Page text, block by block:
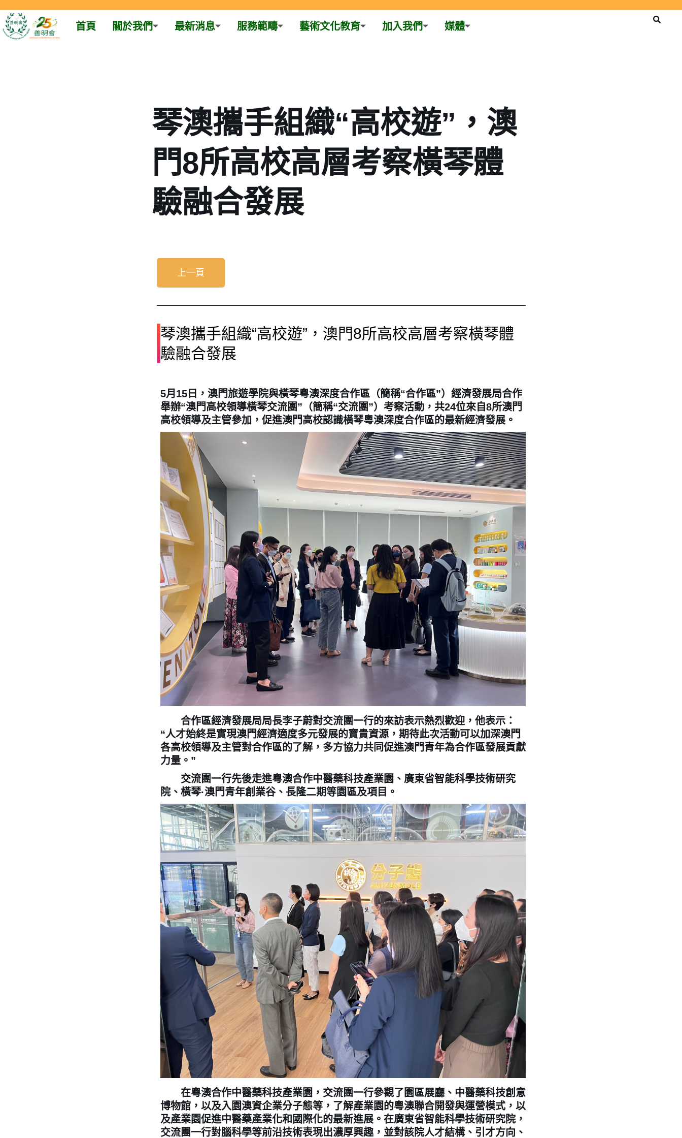
Skip
首頁 關於我們 最新消息 服務範疇 藝術文化教育 加入我們 媒體
琴澳攜手組織“高校遊”，澳
門8所高校高層考察橫琴體
驗融合發展
上一頁
琴澳攜手組織“高校遊”，澳門8所高校高層考察橫琴體
驗融合發展
5月15日，澳門旅遊學院與橫琴粵澳深度合作區（簡稱“合作區”）經濟發展局合作
舉辦“澳門高校領導橫琴交流團”（簡稱“交流團”）考察活動，共24位來自8所澳門
高校領導及主管參加，促進澳門高校認識橫琴粵澳深度合作區的最新經濟發展。
合作區經濟發展局局長李子蔚對交流團一行的來訪表示熱烈歡迎，他表示：
“人才始終是實現澳門經濟適度多元發展的寶貴資源，期待此次活動可以加深澳門
各高校領導及主管對合作區的了解，多方協力共同促進澳門青年為合作區發展貢獻
力量。”
交流團一行先後走進粵澳合作中醫藥科技產業園、廣東省智能科學技術研究
院、橫琴·澳門青年創業谷、長隆二期等園區及項目。
在粵澳合作中醫藥科技產業園，交流團一行參觀了園區展廳、中醫藥科技創意
博物館，以及入園澳資企業分子態等，了解產業園的粵澳聯合開發與運營模式，以
及產業園促進中醫藥產業化和國際化的最新進展。在廣東省智能科學技術研究院，
交流團一行對腦科學等前沿技術表現出濃厚興趣，並對該院人才結構、引才方向、